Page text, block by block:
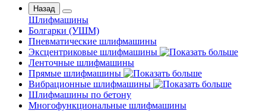
Назад
Шлифмашины
Бoлгаpки (УШM)
Пневматические шлифмашины
Эксцентриковые шлифмашины
Ленточные шлифмашины
Прямые шлифмашины
Вибрационные шлифмашины
Шлифмашины по бетону
Многофункциональные шлифмашины